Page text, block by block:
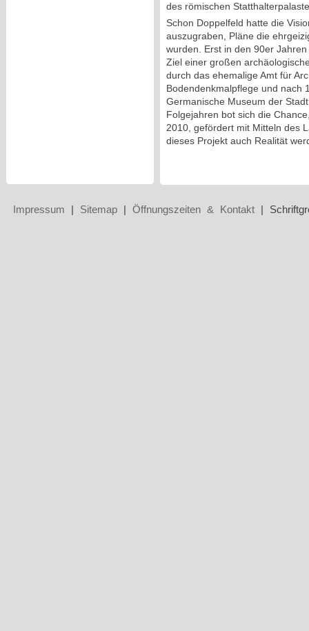
des römischen
Schon Doppelfeld hatte die
auszugraben, Pläne die
wurden. Erst in den 90er
Ziel einer großen
durch das ehemalige Amt für
Bodendenkmalpflege und nach
Germanische Museum der
Folgejahren bot sich die
2010, gefördert mit Mitteln des
dieses Projekt auch Realität
Impressum Sitemap |Öffnungszeiten & Kontakt |